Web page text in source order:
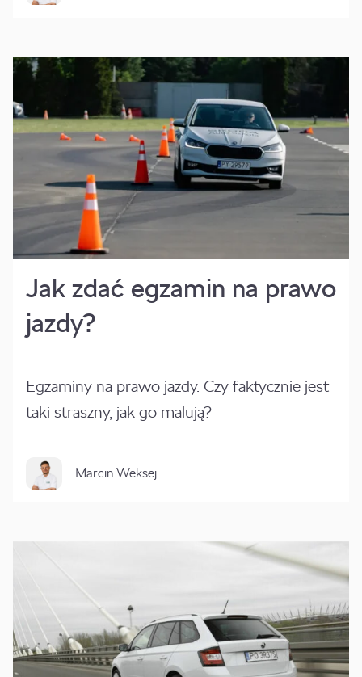
Jak zdać egzamin na prawo
jazdy?
Egzaminy na prawo jazdy. Czy faktycznie jest
taki straszny, jak go malują?
Marcin Weksej